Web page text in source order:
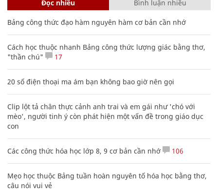
Đọc nhiều Bình luận nhiều
Bảng công thức đạo hàm nguyên hàm cơ bản cần nhớ
Cách học thuộc nhanh Bảng công thức lượng giác bằng thơ,
"thần chú"
17
20 số điện thoại ma ám bạn không bao giờ nên gọi
Clip lột tả chân thực cảnh anh trai và em gái như 'chó với
mèo', người tinh ý còn phát hiện một vấn đề trong giáo dục
con
Các công thức hóa học lớp 8, 9 cơ bản cần nhớ 106
Mẹo học thuộc Bảng tuần hoàn nguyên tố hóa học bằng thơ,
câu nói vui vẻ